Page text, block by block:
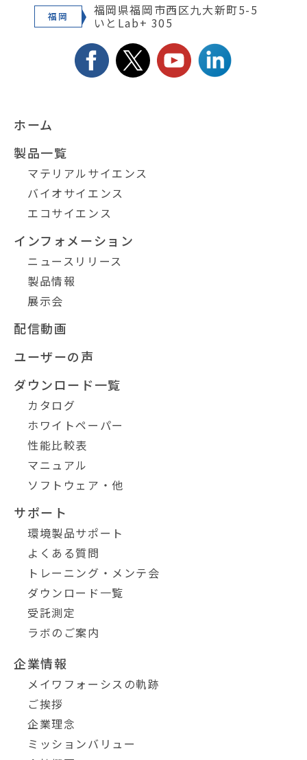
福岡 福岡県福岡市西区九大新町5-5
いとLab+ 305
ホーム
製品一覧
マテリアルサイエンス
バイオサイエンス
エコサイエンス
インフォメーション
ニュースリリース
製品情報
展示会
配信動画
ユーザーの声
ダウンロード一覧
カタログ
ホワイトペーパー
性能比較表
マニュアル
ソフトウェア・他
サポート
環境製品サポート
よくある質問
トレーニング・メンテ会
ダウンロード一覧
受託測定
ラボのご案内
企業情報
メイワフォーシスの軌跡
ご挨拶
企業理念
ミッションバリュー